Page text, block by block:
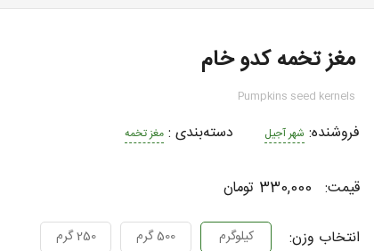
مغز تخمه کدو خام
Pumpkins seed kernels
فروشنده: شهر آجیل دسته‌بندی : مغز تخمه
قیمت: 330,000 تومان
انتخاب وزن: کیلوگرم 500 گرم 250 گرم